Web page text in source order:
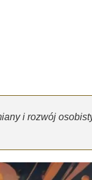
i rozwój